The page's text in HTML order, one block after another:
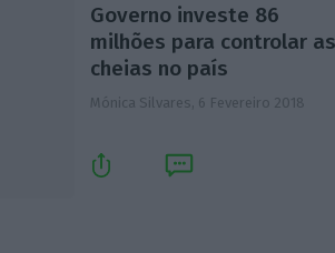
Governo investe 86
milhões para controlar
cheias no país
Mónica Silvares, 6 Fevereiro 2018